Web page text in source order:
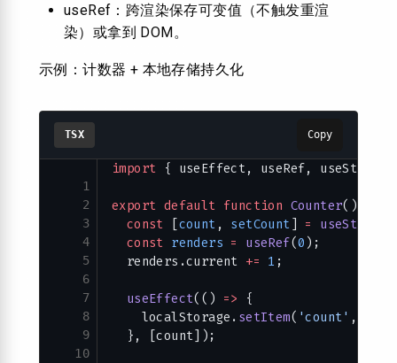
useRef：跨渲染保存可变值（不触发重渲
染）或拿到 DOM。
示例：计数器 + 本地存储持久化
TSX Copy
1
2
3
4
5
6
7
8
9
10
import { useEffect, useRef, useState
export default function Counter() {
  const
[count , setCount] = useState
  const
renders = useRef(0 );
  renders.current
+= 1 ;
  useEffect
(() => {
    localStorage.
setItem( 'count' ,
  }, [count]);